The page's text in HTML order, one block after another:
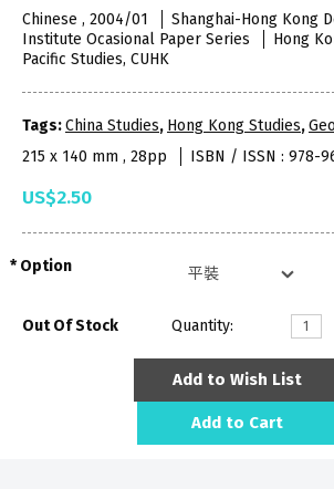
Chinese , 2004/01
Shanghai-Hong Kong
Institute Ocasional Paper Series
Hong
Pacific Studies, CUHK
Tags:China Studies, Hong Kong Studies,
215 x 140 mm , 28pp
ISBN / ISSN : 978-
US$2.50
Option
Out Of Stock Quantity:
Add to Wish List
Add to Cart